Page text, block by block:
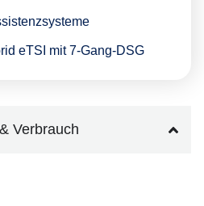
eTSI mit 7-Gang-DSG
Verbrauch